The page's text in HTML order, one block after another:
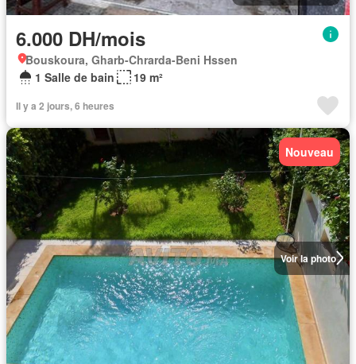
6.000 DH/mois
Bouskoura, Gharb-Chrarda-Beni Hssen
1 Salle de bain
19 m²
Il y a 2 jours, 6 heures
Voir la photo
Nouveau